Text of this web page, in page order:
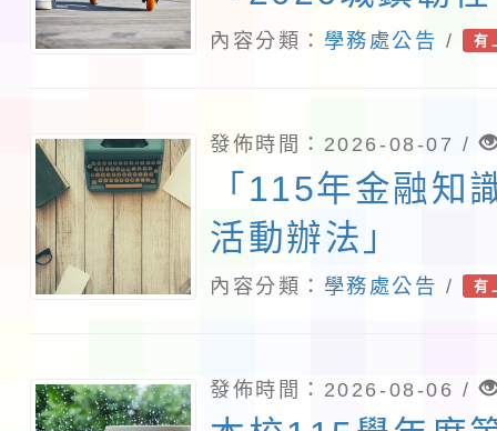
演習－行動網路
內容分類： 學務處公告 / 有
發佈時間：2026-08-07 /
「115年金融知
活動辦法」
內容分類： 學務處公告 / 有
發佈時間：2026-08-06 /